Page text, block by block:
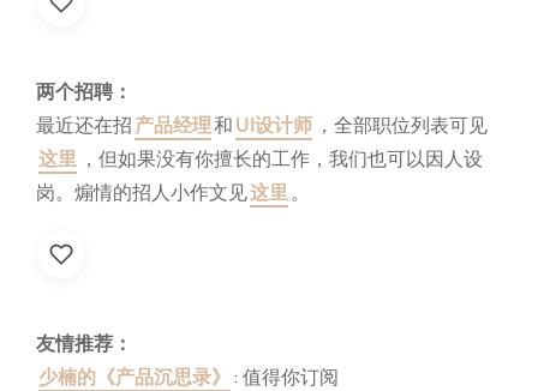
两个招聘：
最近还在招产品经理和UI设计师 ，全部职位列表可见
这里 ，但如果没有你擅长的工作，我们也可以因人设
岗。煽情的招人小作文见这里。
友情推荐：
少楠的《产品沉思录》 : 值得你订阅